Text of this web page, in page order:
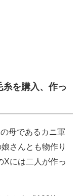
を購入、作っ
母であるカニ軍
さんとも物作り
Xには二人が作っ